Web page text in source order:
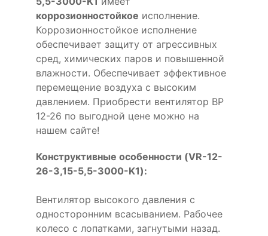
коррозионностойкое исполнение.
Коррозионностойкое исполнение
обеспечивает защиту от агрессивных
сред, химических паров и повышенной
влажности. Обеспечивает эффективное
перемещение воздуха с высоким
давлением. Приобрести вентилятор ВР
12-26 по выгодной цене можно на
нашем сайте!
Конструктивные особенности (VR-12-
26-3,15-5,5-3000-K1):
Вентилятор высокого давления с
односторонним всасыванием. Рабочее
колесо с лопатками, загнутыми назад.